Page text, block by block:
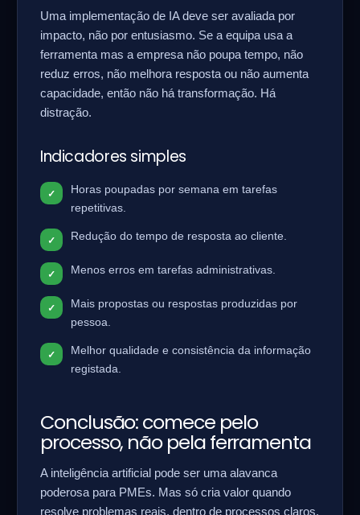
Uma implementação de IA deve ser avaliada por
impacto, não por entusiasmo. Se a equipa usa a
ferramenta mas a empresa não poupa tempo, não
reduz erros, não melhora resposta ou não aumenta
capacidade, então não há transformação. Há
distração.
Indicadores simples
Horas poupadas por semana em tarefas
repetitivas.
Redução do tempo de resposta ao cliente.
Menos erros em tarefas administrativas.
Mais propostas ou respostas produzidas por
pessoa.
Melhor qualidade e consistência da informação
registada.
Conclusão: comece pelo
processo, não pela ferramenta
A inteligência artificial pode ser uma alavanca
poderosa para PMEs. Mas só cria valor quando
resolve problemas reais, dentro de processos claros,